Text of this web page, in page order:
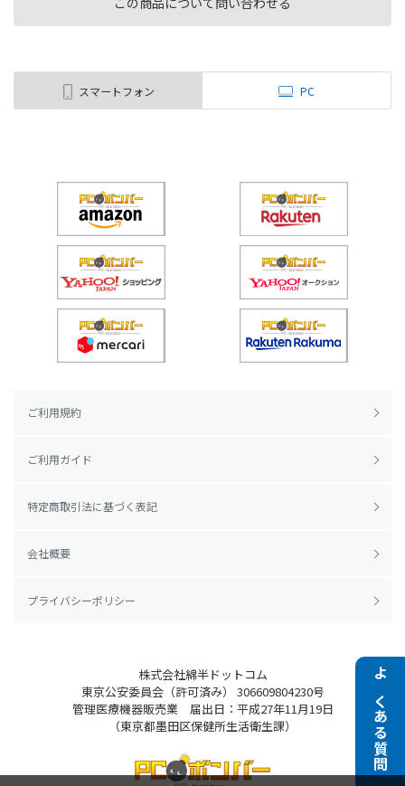
よくある質問
スマートフォン PC
ご利用規約
ご利用ガイド
特定商取引法に基づく表記
会社概要
プライバシーポリシー
株式会社綿半ドットコム
東京公安委員会（許可済み） 306609804230号
管理医療機器販売業 届出日：平成27年11月19日
（東京都墨田区保健所生活衛生課）